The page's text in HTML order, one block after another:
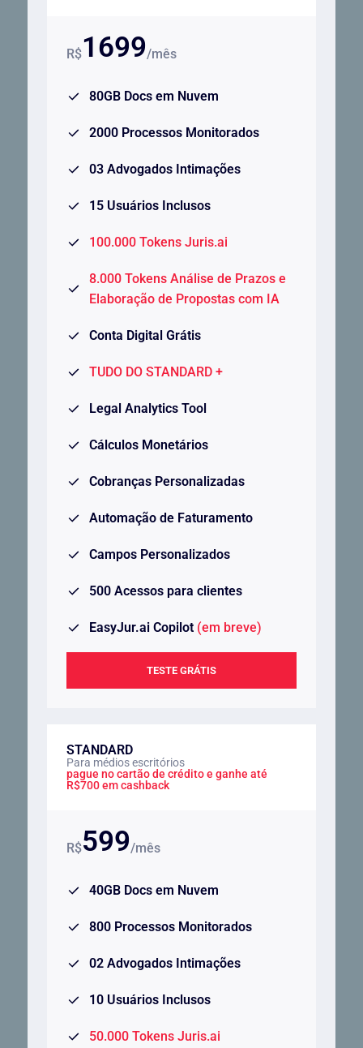
R$1699/mês
80GB Docs em Nuvem
2000 Processos Monitorados
03 Advogados Intimações
15 Usuários Inclusos
100.000 Tokens Juris.ai
8.000 Tokens Análise de Prazos e
Elaboração de Propostas com IA
Conta Digital Grátis
TUDO DO STANDARD +
Legal Analytics Tool
Cálculos Monetários
Cobranças Personalizadas
Automação de Faturamento
Campos Personalizados
500 Acessos para clientes
EasyJur.ai Copilot (em breve)
TESTE GRÁTIS
STANDARD
Para médios escritórios
pague no cartão de crédito e ganhe até
R$700 em cashback
R$599/mês
40GB Docs em Nuvem
800 Processos Monitorados
02 Advogados Intimações
10 Usuários Inclusos
50.000 Tokens Juris.ai